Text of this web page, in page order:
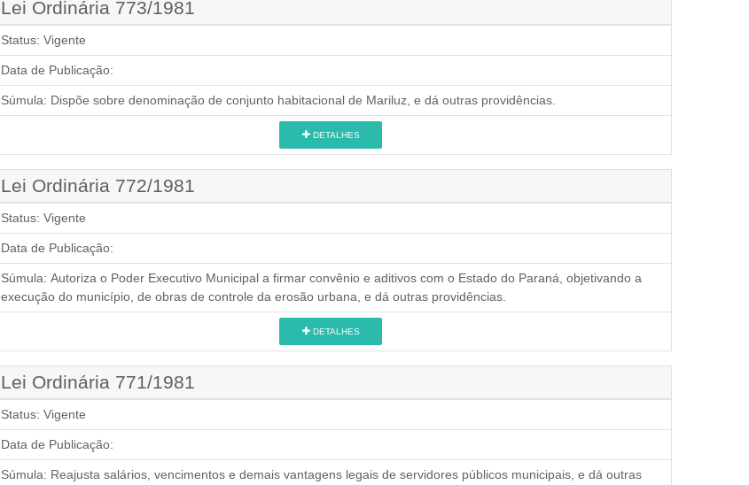
Lei Ordinária 773/1981
Status: Vigente
Data de Publicação:
Súmula: Dispõe sobre denominação de conjunto habitacional de Mariluz, e dá outras providências.
DETALHES
Lei Ordinária 772/1981
Status: Vigente
Data de Publicação:
Súmula: Autoriza o Poder Executivo Municipal a firmar convênio e aditivos com o Estado do Paraná, objetivando a
execução do município, de obras de controle da erosão urbana, e dá outras providências.
DETALHES
Lei Ordinária 771/1981
Status: Vigente
Data de Publicação:
Súmula: Reajusta salários, vencimentos e demais vantagens legais de servidores públicos municipais, e dá outras